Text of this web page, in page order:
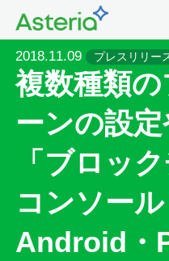
2018.11.09 プレスリリー
複数種類
ーンの設
「ブロッ
コンソール
Android・